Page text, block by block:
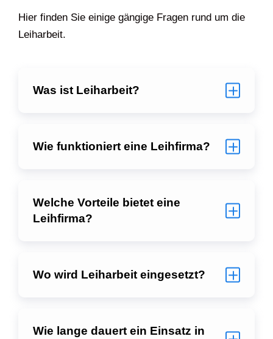
Hier finden Sie einige gängige Fragen rund um die
Leiharbeit.
Was ist Leiharbeit?
Wie funktioniert eine Leihfirma?
Welche Vorteile bietet eine
Leihfirma?
Wo wird Leiharbeit eingesetzt?
Wie lange dauert ein Einsatz in